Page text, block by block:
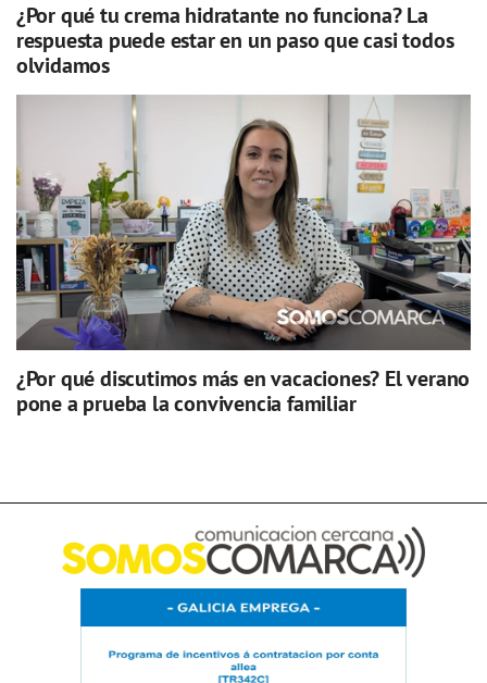
¿Por qué tu crema hidratante no funciona? La
respuesta puede estar en un paso que casi todos
olvidamos
¿Por qué discutimos más en vacaciones? El verano
pone a prueba la convivencia familiar